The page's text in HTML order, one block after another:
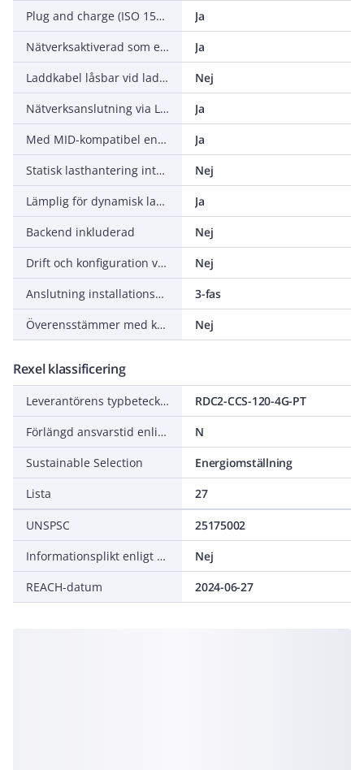
Plug and charge (ISO 15118)
Ja
Nätverksaktiverad som extender
Ja
Laddkabel låsbar vid laddningsenhet
Nej
Nätverksanslutning via LAN
Ja
Med MID-kompatibel energimätare
Ja
Statisk lasthantering integrerad
Nej
Lämplig för dynamisk lasthantering
Ja
Backend inkluderad
Nej
Drift och konfiguration via app
Nej
Anslutning installationssida
3-fas
Överensstämmer med kalibreringslagen
Nej
Rexel klassificering
Leverantörens typbeteckning
RDC2-CCS-120-4G-PT
Förlängd ansvarstid enligt ALEM-09
N
Sustainable Selection
Energiomställning
Lista
27
UNSPSC
25175002
Informationsplikt enligt REACH
Nej
REACH-datum
2024-06-27